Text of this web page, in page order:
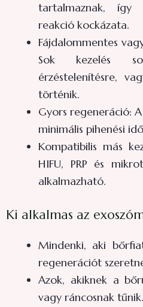
tartalmaznak, így
reakció kockázata.
Fájdalommentes
Sok kezelés
érzéstelenítésre,
történik.
Gyors regeneráció:
minimális pihenési
Kompatibilis más
HIFU, PRP és
alkalmazható.
Ki alkalmas az
Mindenki, aki
regenerációt
Azok, akiknek a
vagy ráncosnak tűnik.